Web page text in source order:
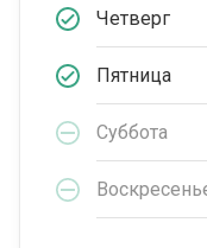
Четверг
Пятница
Суббота